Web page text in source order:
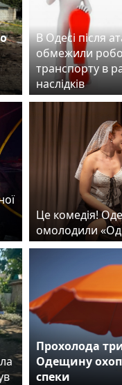
В Одесі після
обмежили
транспорту в
наслідків
Це комедія!
омолодили
Прохолода
Одещину
спеки